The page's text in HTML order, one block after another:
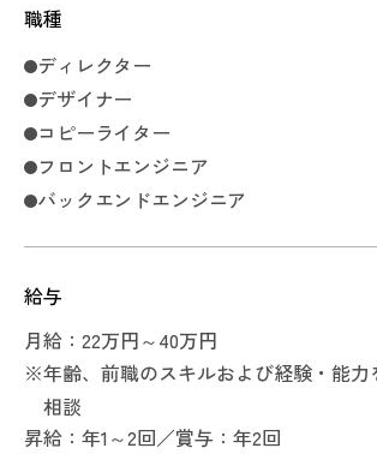
職種
ディレクター
デザイナー
コピーライター
フロントエンジニア
バックエンドエンジニア
給与
月給：22万円～40万円
※年齢、前職のスキルおよび経験・能
相談
昇給：年1～2回／賞与：年2回